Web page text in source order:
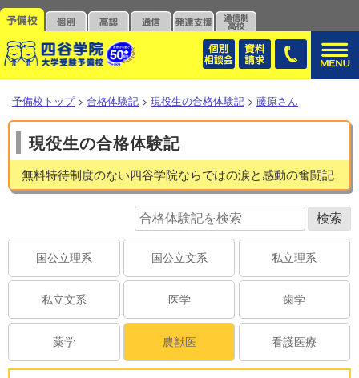
予備校トップ > 合格体験記 > 現役生の合格体験記 > 藤原さん
現役生の合格体験記
無料特待制度のない四谷学院ならではの涙と感動の奮闘記
国公立理系 国公立文系 私立理系
私立文系 医学 歯学
薬学 農獣医 看護医療